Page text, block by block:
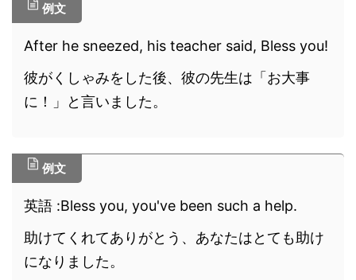
例文
After he sneezed, his teacher said, Bless you!
彼がくしゃみをした後、彼の先生は「お大事
に！」と言いました。
例文
英語 :Bless you, you've been such a help.
助けてくれてありがとう、あなたはとても助け
になりました。